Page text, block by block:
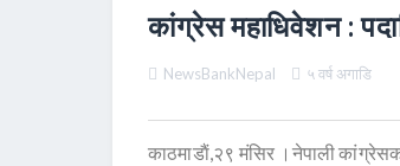
कांग्रेस महाधिवेशन :
NewsBankNepal ५ वर्ष अगाडि
काठमाडाैं,२९ मंसिर ।नेपाली